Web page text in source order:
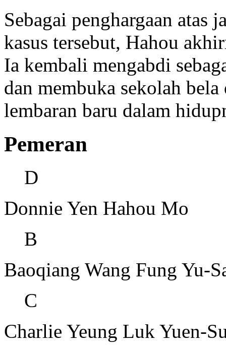
Sebagai penghargaan atas
kasus tersebut, Hahou
Ia kembali mengabdi
dan membuka sekolah
lembaran baru dalam
Pemeran
D
Donnie Yen Hahou Mo
B
Baoqiang Wang Fung Yu-
C
Charlie Yeung Luk Yuen-